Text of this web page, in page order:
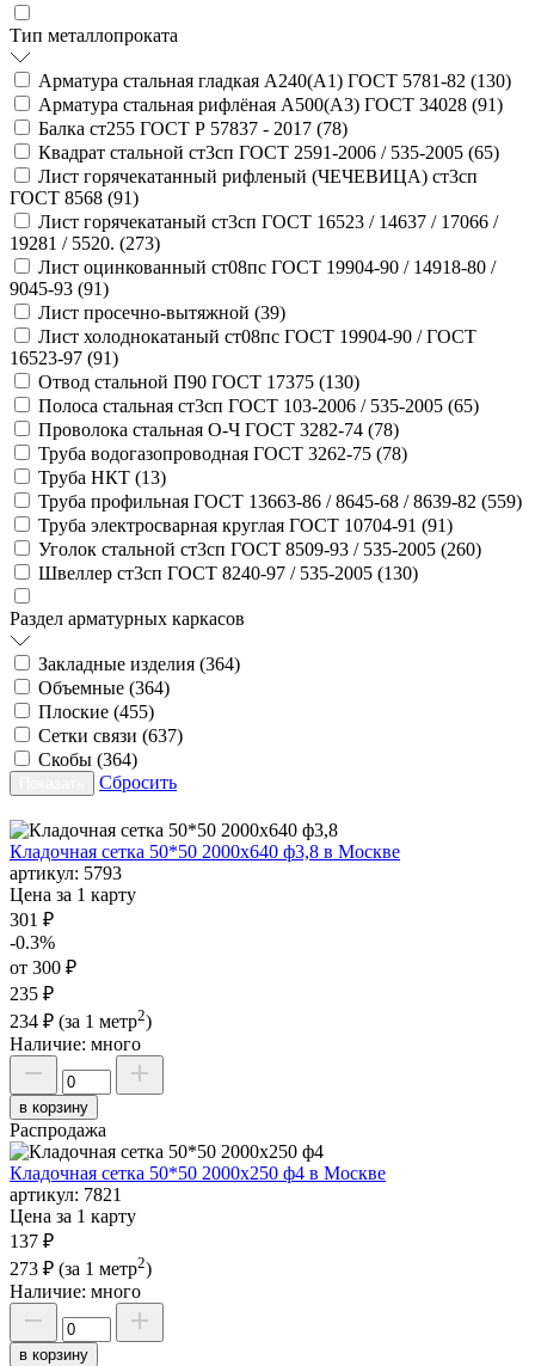
Тип металлопроката
Арматура стальная гладкая А240(А1) ГОСТ 5781-82 (130)
Арматура стальная рифлёная А500(А3) ГОСТ 34028 (91)
Балка ст255 ГОСТ Р 57837 - 2017 (78)
Квадрат стальной ст3сп ГОСТ 2591-2006 / 535-2005 (65)
Лист горячекатанный рифленый (ЧЕЧЕВИЦА) ст3сп
ГОСТ 8568 (91)
Лист горячекатаный ст3сп ГОСТ 16523 / 14637 / 17066 /
19281 / 5520. (273)
Лист оцинкованный ст08пс ГОСТ 19904-90 / 14918-80 /
9045-93 (91)
Лист просечно-вытяжной (39)
Лист холоднокатаный ст08пс ГОСТ 19904-90 / ГОСТ
16523-97 (91)
Отвод стальной П90 ГОСТ 17375 (130)
Полоса стальная ст3сп ГОСТ 103-2006 / 535-2005 (65)
Проволока стальная О-Ч ГОСТ 3282-74 (78)
Труба водогазопроводная ГОСТ 3262-75 (78)
Труба НКТ (13)
Труба профильная ГОСТ 13663-86 / 8645-68 / 8639-82 (559)
Труба электросварная круглая ГОСТ 10704-91 (91)
Уголок стальной ст3сп ГОСТ 8509-93 / 535-2005 (260)
Швеллер ст3сп ГОСТ 8240-97 / 535-2005 (130)
Раздел арматурных каркасов
Закладные изделия (364)
Объемные (364)
Плоские (455)
Сетки связи (637)
Скобы (364)
Сбросить
Кладочная сетка 50*50 2000х640 ф3,8 в Москве
артикул: 5793
Цена за 1 карту
301 ₽
-0.3%
от 300 ₽
235 ₽
234 ₽ (за 1 метр2)
Наличие: много
в корзину
Распродажа
Кладочная сетка 50*50 2000х250 ф4 в Москве
артикул: 7821
Цена за 1 карту
137 ₽
273 ₽ (за 1 метр2)
Наличие: много
в корзину